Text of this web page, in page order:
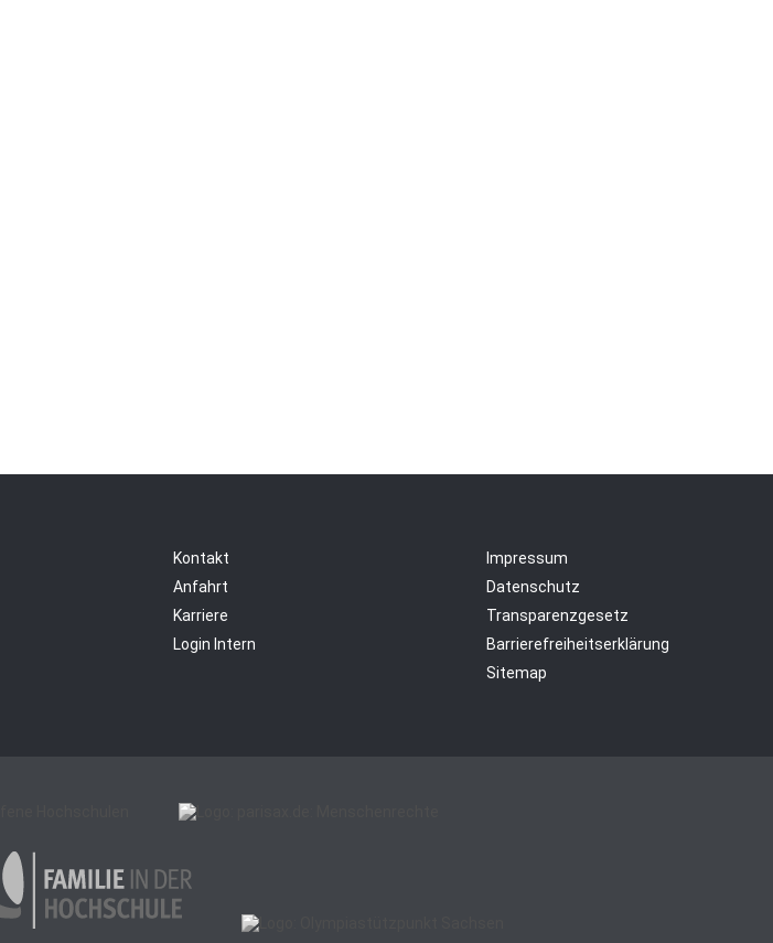
Kontakt
Anfahrt
Karriere
Login Intern
Impressum
Datenschutz
Transparenzgesetz
Barrierefreiheitserklärung
Sitemap